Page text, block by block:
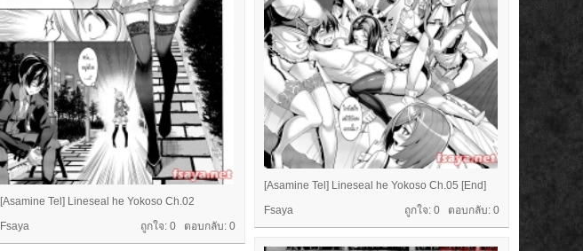
[Asamine Tel] Lineseal he Yokoso Ch.05 [End]
ถูกใจ: 0 ตอบกลับ: 0
Fsaya
[Asamine Tel] Lineseal he Yokoso Ch.02
ถูกใจ: 0 ตอบกลับ: 0
Fsaya